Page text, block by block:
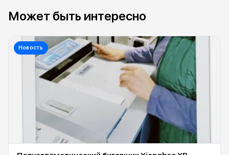
Может быть интересно
Новость